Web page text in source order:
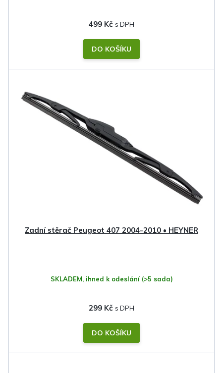
499 Kč
DO KOŠÍKU
Zadní stěrač Peugeot 407 2004-2010 • HEYNER
SKLADEM, ihned k odeslání (>5 sada)
299 Kč
DO KOŠÍKU